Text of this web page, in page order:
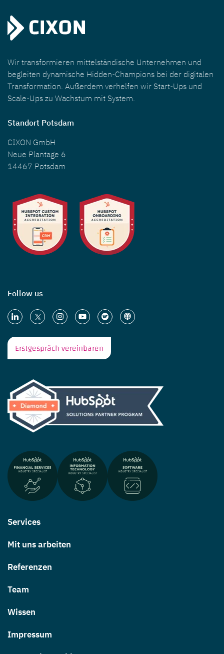
Wir transformieren mittelständische Unternehmen und
begleiten dynamische Hidden-Champions bei der digitalen
Transformation. Außerdem verhelfen wir Start-Ups und
Scale-Ups zu Wachstum mit System.
Standort Potsdam
CIXON GmbH
Neue Plantage 6
14467 Potsdam
Follow us
Erstgespräch vereinbaren
Services
Mit uns arbeiten
Referenzen
Team
Wissen
Impressum